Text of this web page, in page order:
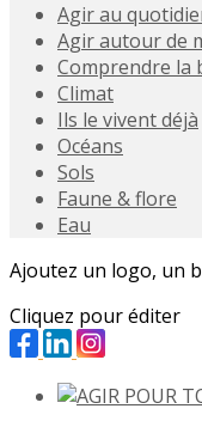
Agir au
Agir autour de
Comprendre la
Climat
Ils le vivent déjà
Océans
Sols
Faune & flore
Eau
Ajoutez un logo, un
Cliquez pour éditer